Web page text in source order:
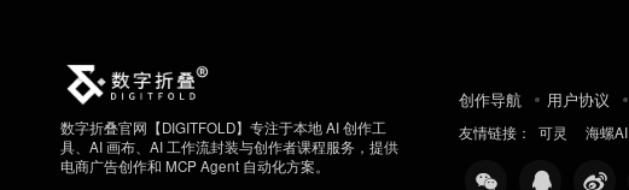
数字折叠官网【DIGITFOLD】专注于本地 AI 创作工
具、AI 画布、AI 工作流封装与创作者课程服务，提供
电商广告创作和 MCP Agent 自动化方案。
创作导航 用户协议
友情链接： 可灵 海螺AI